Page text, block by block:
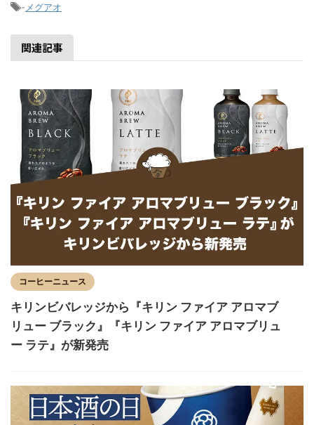
- メグアオ
関連記事
コーヒーニュース
キリンビバレッジから『キリン ファイア アロマブ
リュー ブラック』『キリン ファイア アロマブリュ
ー ラテ』が新発売